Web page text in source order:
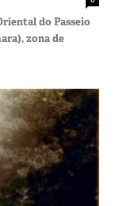
do Passeio
zona de